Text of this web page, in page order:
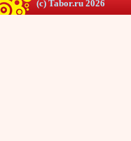
(c) Tabor.ru 2026